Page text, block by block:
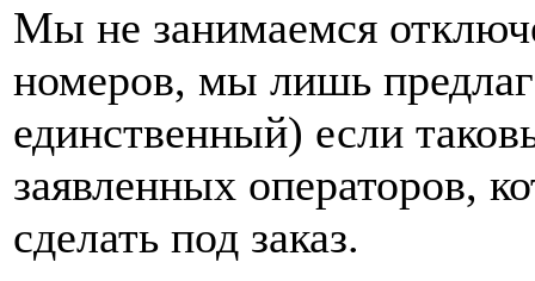
Мы не занимаемся
номеров, мы лишь
единственный) если
заявленных операторов,
сделать под заказ.